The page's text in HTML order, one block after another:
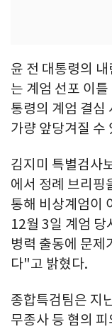
윤 전 대통령의
는 계엄 선포 이
통령의 계엄 결심
가량 앞당겨질 수
김지미 특별검사
에서 정례 브리핑
통해 비상계엄이
12월 3일 계엄 당
병력 출동에 문제
다"고 밝혔다.
종합특검팀은 지
무종사 등 혐의